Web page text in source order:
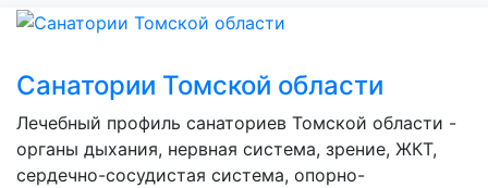
Санатории Томской области
Лечебный профиль санаториев Томской области -
органы дыхания, нервная система, зрение, ЖКТ,
сердечно-сосудистая система, опорно-